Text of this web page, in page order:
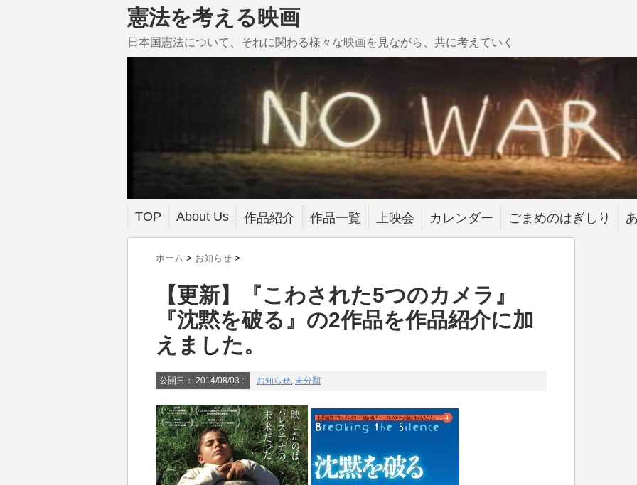
憲法を考える映画
日本国憲法について、それに関わる様々な映画を見ながら、共に考えていく
TOP About Us 作品紹介 作品一覧 上映会 カレンダー ごまめのはぎしり
ホーム > お知らせ >
【更新】『こわされた5つのカメラ』
『沈黙を破る』の2作品を作品紹介に加
えました。
公開日： 2014/08/03 : お知らせ, 未分類